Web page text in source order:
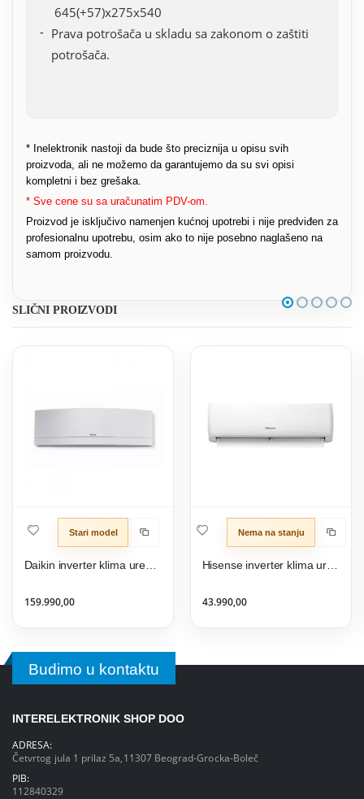
645(+57)x275x540
Prava potrošača u skladu sa zakonom o zaštiti
potrošača.
* Inelektronik nastoji da bude što preciznija u opisu svih
proizvoda, ali ne možemo da garantujemo da su svi opisi
kompletni i bez grešaka.
* Sve cene su sa uračunatim PDV-om.
Proizvod je isključivo namenjen kućnoj upotrebi i nije predviđen za
profesionalnu upotrebu, osim ako to nije posebno naglašeno na
samom proizvodu.
SLIČNI PROIZVODI
Stari model
159.990,00
Nema na stanju
43.990,00
Budimo u kontaktu
INTERELEKTRONIK SHOP DOO
ADRESA:
Četvrtog jula 1 prilaz 5a,11307 Beograd-Grocka-Boleč
PIB:
112840329